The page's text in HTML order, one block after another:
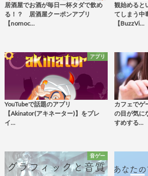
居酒屋でお酒が毎日一杯タダで飲め
る！？ 居酒屋クーポンアプリ
【nomoc…
観始めると
てしまう中
【BuzzVi…
アプリ
YouTubeで話題のアプリ
【Akinator(アキネーター)】をプレ
イ…
カフェでゲ
の目が気に
すめする…
音ゲー